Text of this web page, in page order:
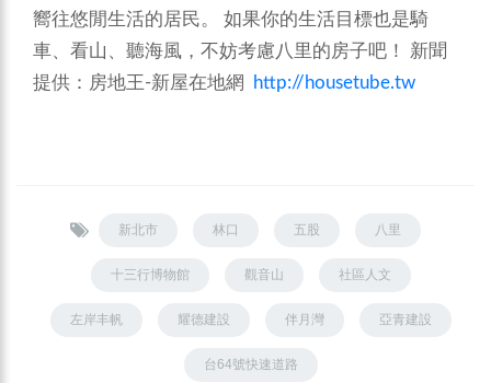
嚮往悠閒生活的居民。 如果你的生活目標也是騎
車、看山、聽海風，不妨考慮八里的房子吧！ 新聞
提供：房地王-新屋在地網
http://housetube.tw
新北市 林口 五股 八里
十三行博物館 觀音山 社區人文
左岸丰帆 耀德建設 伴月灣 亞青建設
台64號快速道路